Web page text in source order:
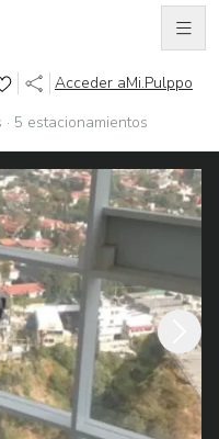
Acceder aMi.Pulppo
· 5 estacionamientos